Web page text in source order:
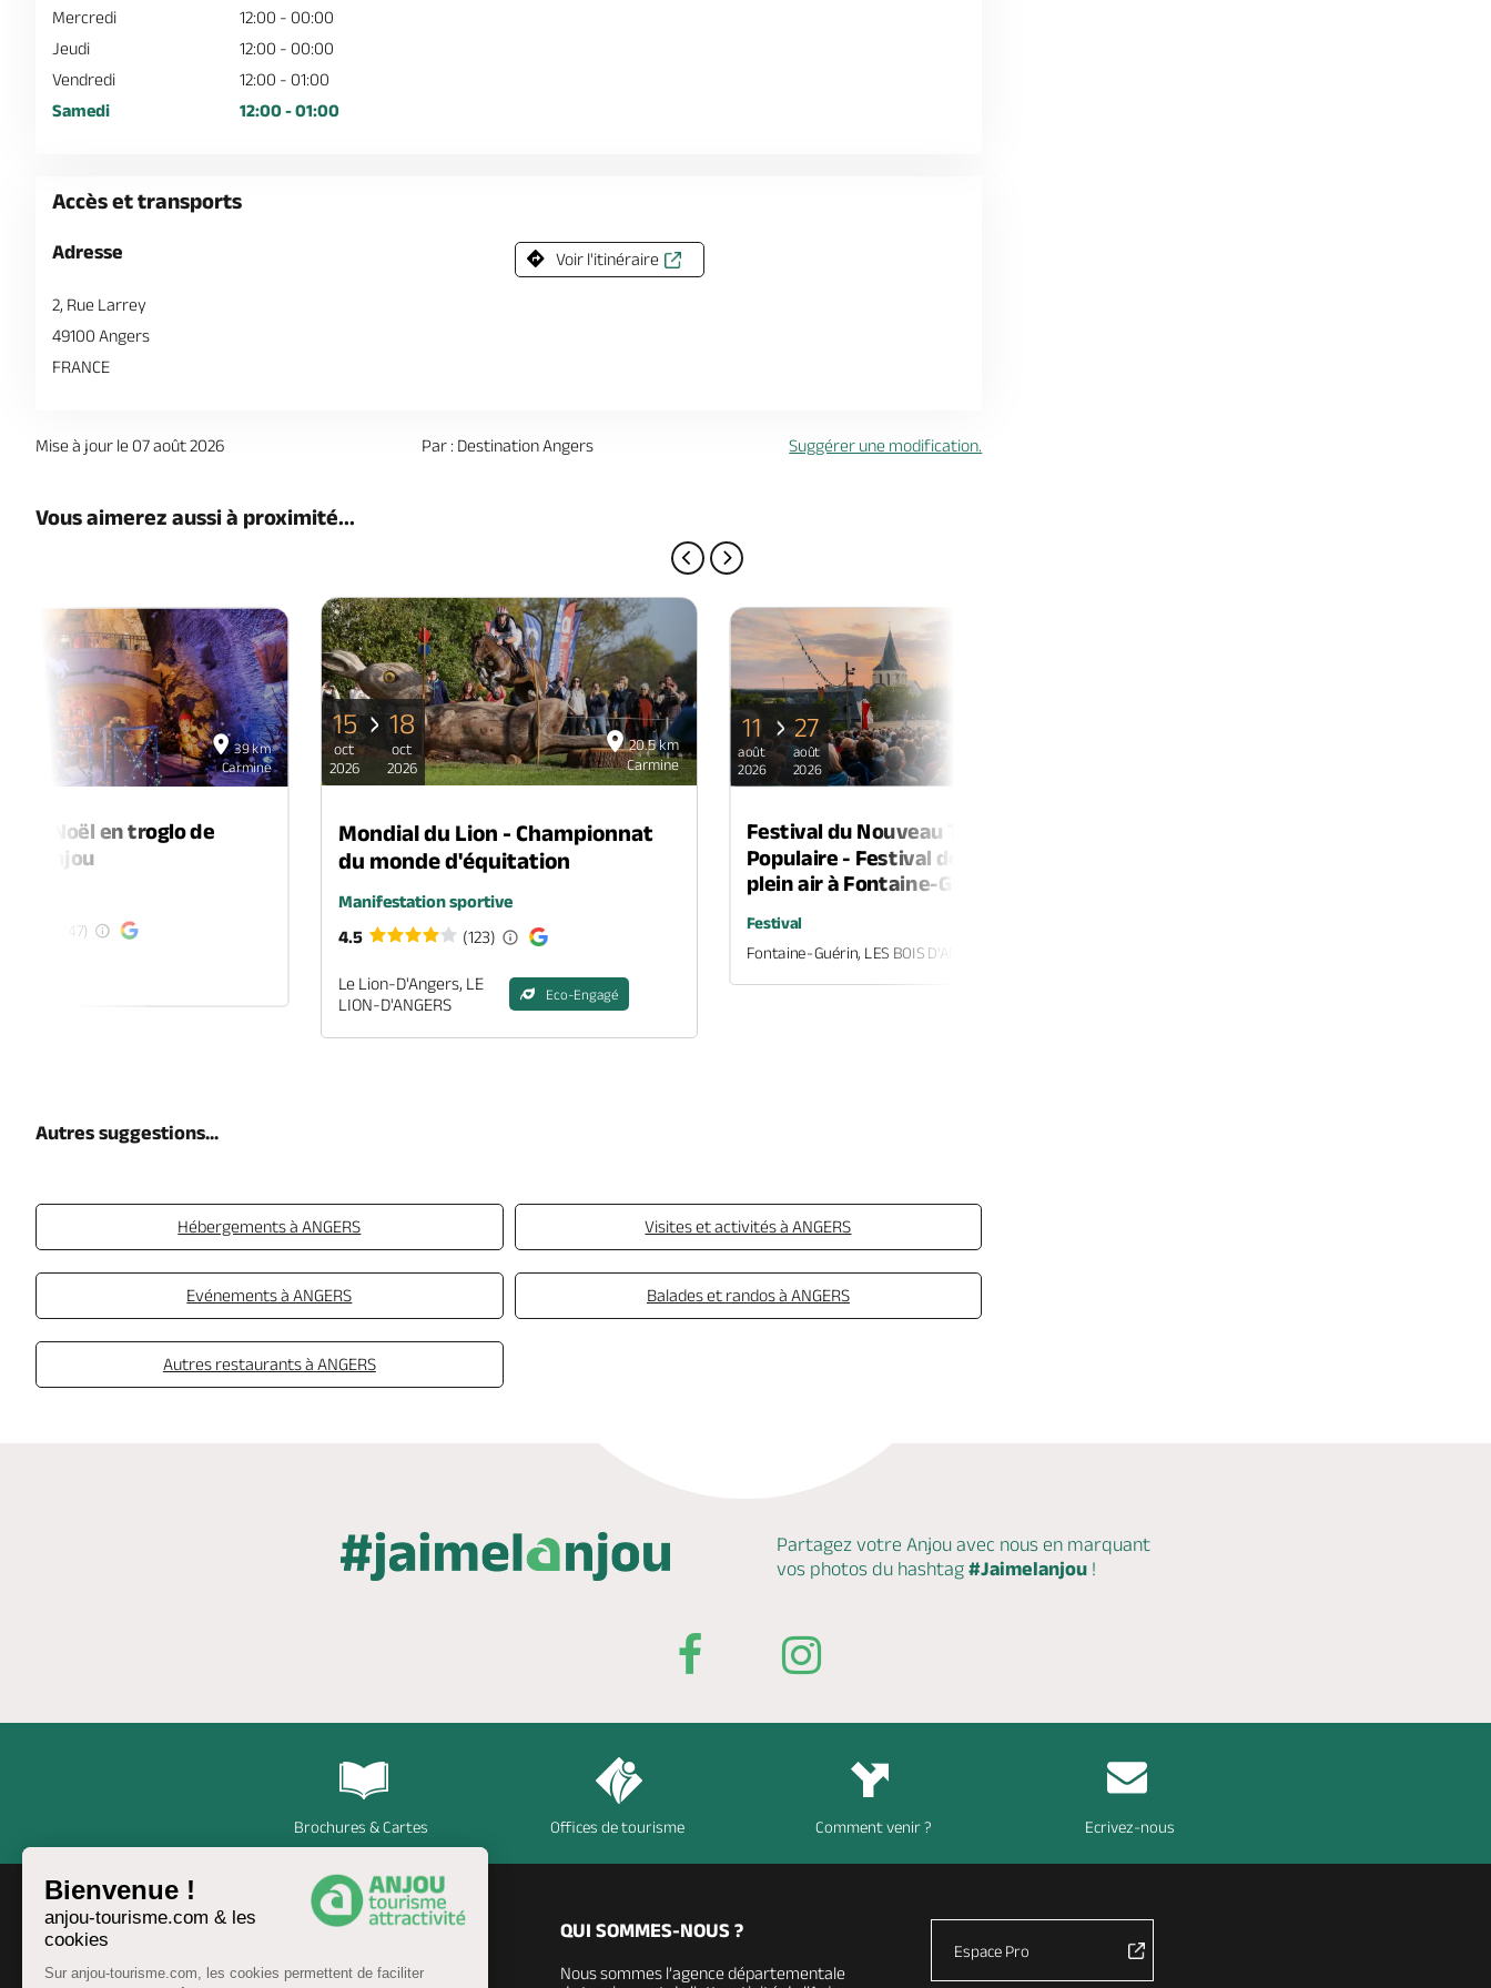
Bienvenue !
anjou-tourisme.com & les
cookies
Sur anjou-tourisme.com, les cookies permettent de faciliter
Mercredi
12:00 - 00:00
Jeudi
12:00 - 00:00
Vendredi
12:00 - 01:00
Samedi
12:00 - 01:00
Accès et transports
Adresse
2, Rue Larrey
49100 Angers
FRANCE
Voir l'itinéraire
Mise à jour le 07 août 2026 Par : Destination Angers Suggérer une modification.
Vous aimerez aussi à proximité...
39 km
Carmine
de Noël en troglo de
en-Anjou
(47)
20.5 km
Carmine
15
oct
2026
18
oct
2026
Mondial du Lion - Championnat
du monde d'équitation
Manifestation sportive
4.5
(123)
Le Lion-D'Angers, LE
LION-D'ANGERS
Eco-Engagé
11
août
2026
27
août
2026
Festival du Nouveau Théâtre
Populaire - Festival de théâtre en
plein air à Fontaine-Guérin
Festival
Fontaine-Guérin, LES BOIS D'ANJOU
Autres suggestions...
Hébergements à ANGERS Visites et activités à ANGERS
Evénements à ANGERS Balades et randos à ANGERS
Autres restaurants à ANGERS
Partagez votre Anjou avec nous en marquant
vos photos du hashtag #Jaimelanjou !
Brochures & Cartes Offices de tourisme Comment venir ? Ecrivez-nous
QUI SOMMES-NOUS ?
Nous sommes l’agence départementale
Espace Pro